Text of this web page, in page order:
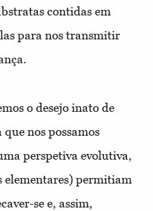
contidas em
para nos transmitir
o desejo inato de
nos possamos
perspetiva evolutiva,
elementares) permitiam
se e, assim,